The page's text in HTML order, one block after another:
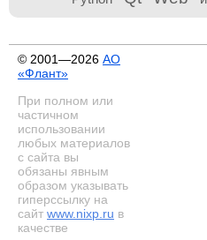
© 2001—2026 АО
«Флант»
При полном или
частичном
использовании
любых материалов
с сайта вы
обязаны явным
образом указывать
гиперссылку на
сайт www.nixp.ru в
качестве